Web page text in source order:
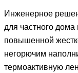
Инженерное
для частного
повышенной
негорючим
термоактивную